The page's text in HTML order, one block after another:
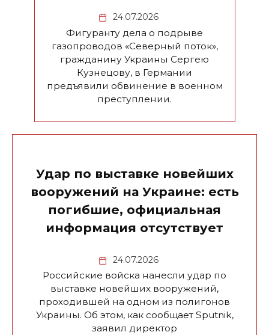
24.07.2026
Фигуранту дела о подрыве
газопроводов «Северный поток»,
гражданину Украины Сергею
Кузнецову, в Германии
предъявили обвинение в военном
преступлении.
Удар по выставке новейших
вооружений на Украине: есть
погибшие, официальная
информация отсутствует
24.07.2026
Российские войска нанесли удар по
выставке новейших вооружений,
проходившей на одном из полигонов
Украины. Об этом, как сообщает Sputnik,
заявил директор